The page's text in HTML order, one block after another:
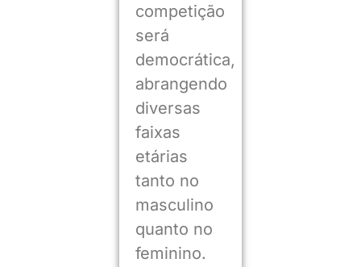
competição
será
democrática,
abrangendo
diversas
faixas
etárias
tanto no
masculino
quanto no
feminino.